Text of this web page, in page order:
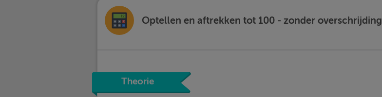
Optellen en aftrekken tot 100 - zonder overschrijding
Theorie